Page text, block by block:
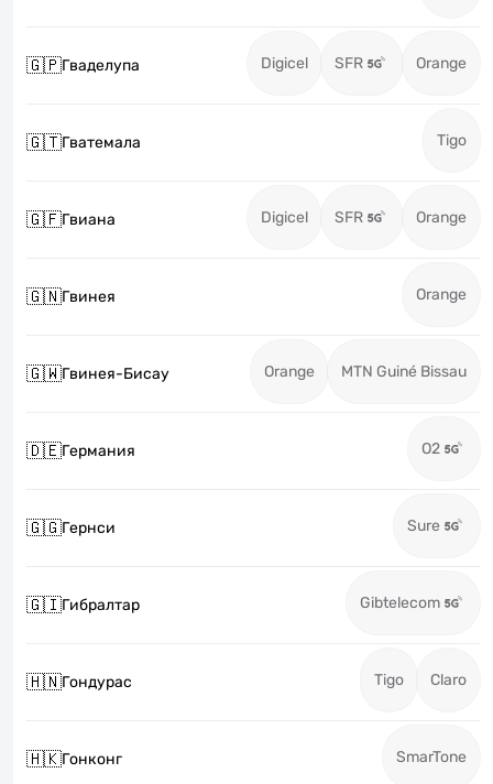
🇬🇵Гваделупа Digicel SFR Orange
🇬🇹Гватемала Tigo
🇬🇫Гвиана Digicel SFR Orange
🇬🇳Гвинея Orange
🇬🇼Гвинея-Бисау Orange MTN Guiné Bissau
🇩🇪Германия O2
🇬🇬Гернси Sure
🇬🇮Гибралтар Gibtelecom
🇭🇳Гондурас Tigo Claro
🇭🇰Гонконг SmarTone